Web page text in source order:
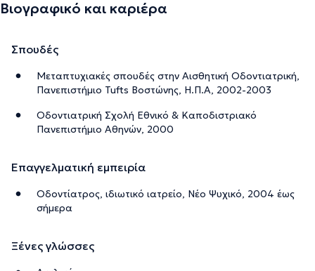
Βιογραφικό και καριέρα
Σπουδές
Μεταπτυχιακές σπουδές στην Aισθητική Oδοντιατρική,
Πανεπιστήμιο Tufts Βοστώνης, Η.Π.Α, 2002-2003
Οδοντιατρική Σχολή Εθνικό & Καποδιστριακό
Πανεπιστήμιο Αθηνών, 2000
Επαγγελματική εμπειρία
Οδοντίατρος, ιδιωτικό ιατρείο, Νέο Ψυχικό, 2004 έως
σήμερα
Ξένες γλώσσες